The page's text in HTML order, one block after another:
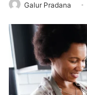
Galur Pradana